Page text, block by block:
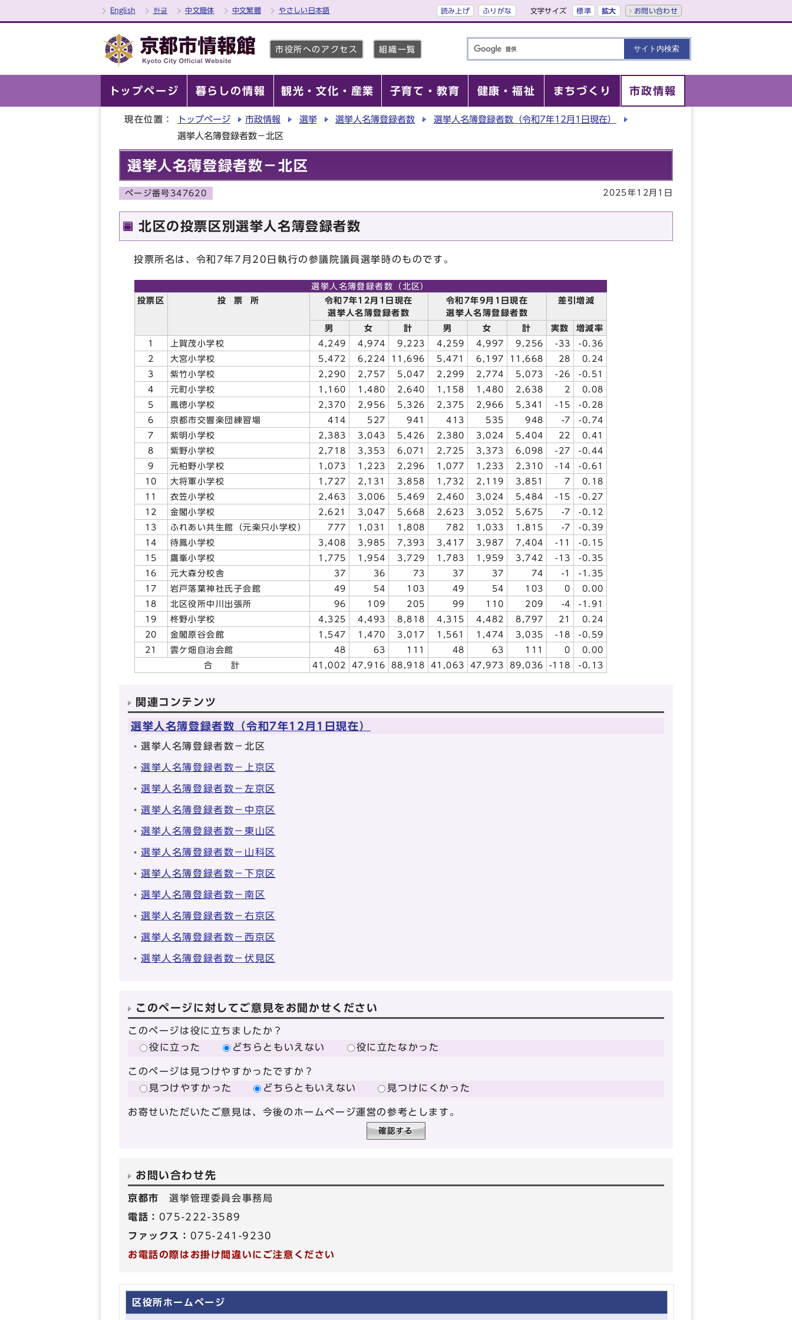
English 한글 中文簡体 中文繁體 やさしい日本語 読み上げ ふりがな 文字サイズ 標準 拡大 お問い合わせ
市役所へのアクセス 組織一覧
トップページ 暮らしの情報 観光・文化・産業 子育て・教育 健康・福祉 まちづくり 市政情報
現在位置： トップページ 市政情報 選挙 選挙人名簿登録者数
選挙人名簿登録者数（令和7年12月1日現在）
選挙人名簿登録者数－北区
選挙人名簿登録者数－北区
ページ番号347620 2025年12月1日
北区の投票区別選挙人名簿登録者数
投票所名は、令和7年7月20日執行の参議院議員選挙時のものです。
選挙人名簿登録者数（北区）
投票区
投 票 所
令和7年12月1日現在
選挙人名簿登録者数
令和7年9月1日現在
選挙人名簿登録者数
差引増減
男 女 計 男 女 計 実数
増減率
1
上賀茂小学校 4,249 4,974 9,223 4,259 4,997 9,256 -33
-0.36
2
大宮小学校 5,472 6,224 11,696 5,471 6,197 11,668 28
0.24
3
紫竹小学校 2,290 2,757 5,047 2,299 2,774 5,073 -26
-0.51
4
元町小学校 1,160 1,480 2,640 1,158 1,480 2,638 2
0.08
5
鳳徳小学校 2,370 2,956 5,326 2,375 2,966 5,341 -15
-0.28
6
京都市交響楽団練習場 414 527 941 413 535 948 -7
-0.74
7
紫明小学校 2,383 3,043 5,426 2,380 3,024 5,404 22
0.41
8
紫野小学校 2,718 3,353 6,071 2,725 3,373 6,098 -27
-0.44
9
元柏野小学校 1,073 1,223 2,296 1,077 1,233 2,310 -14
-0.61
10
大将軍小学校 1,727 2,131 3,858 1,732 2,119 3,851 7
0.18
11
衣笠小学校 2,463 3,006 5,469 2,460 3,024 5,484 -15
-0.27
12
金閣小学校 2,621 3,047 5,668 2,623 3,052 5,675 -7
-0.12
13
ふれあい共生館（元楽只小学校） 777 1,031 1,808 782 1,033 1,815 -7
-0.39
14
待鳳小学校 3,408 3,985 7,393 3,417 3,987 7,404 -11
-0.15
15
鷹峯小学校 1,775 1,954 3,729 1,783 1,959 3,742 -13
-0.35
16
元大森分校舎 37 36 73 37 37 74 -1
-1.35
17
岩戸落葉神社氏子会館 49 54 103 49 54 103 0
0.00
18
北区役所中川出張所 96 109 205 99 110 209 -4
-1.91
19
柊野小学校 4,325 4,493 8,818 4,315 4,482 8,797 21
0.24
20
金閣原谷会館 1,547 1,470 3,017 1,561 1,474 3,035 -18
-0.59
21
雲ケ畑自治会館 48 63 111 48 63 111 0
0.00
合 計
41,002 47,916 88,918 41,063 47,973 89,036 -118 -0.13
関連コンテンツ
選挙人名簿登録者数（令和7年12月1日現在）
選挙人名簿登録者数－北区
選挙人名簿登録者数－上京区
選挙人名簿登録者数－左京区
選挙人名簿登録者数－中京区
選挙人名簿登録者数－東山区
選挙人名簿登録者数－山科区
選挙人名簿登録者数－下京区
選挙人名簿登録者数－南区
選挙人名簿登録者数－右京区
選挙人名簿登録者数－西京区
選挙人名簿登録者数－伏見区
このページに対してご意見をお聞かせください
このページは役に立ちましたか？
役に立った
どちらともいえない 役に立たなかった
このページは見つけやすかったですか？
見つけやすかった
どちらともいえない 見つけにくかった
お寄せいただいたご意見は、今後のホームページ運営の参考とします。
お問い合わせ先
京都市選挙管理委員会事務局
電話： 075-222-3589
ファックス： 075-241-9230
お電話の際はお掛け間違いにご注意ください
区役所ホームページ